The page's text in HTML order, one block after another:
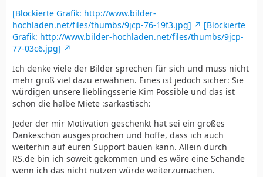
[Blockierte Grafik: http://www.bilder-
hochladen.net/files/thumbs/9jcp-76-19f3.jpg]
[Blockierte
Grafik: http://www.bilder-hochladen.net/files/thumbs/9jcp-
77-03c6.jpg]
Ich denke viele der Bilder sprechen für sich und muss nicht
mehr groß viel dazu erwähnen. Eines ist jedoch sicher: Sie
würdigen unsere lieblingsserie Kim Possible und das ist
schon die halbe Miete :sarkastisch:
Jeder der mir Motivation geschenkt hat sei ein großes
Dankeschön ausgesprochen und hoffe, dass ich auch
weiterhin auf euren Support bauen kann. Allein durch
RS.de bin ich soweit gekommen und es wäre eine Schande
wenn ich das nicht nutzen würde weiterzumachen.